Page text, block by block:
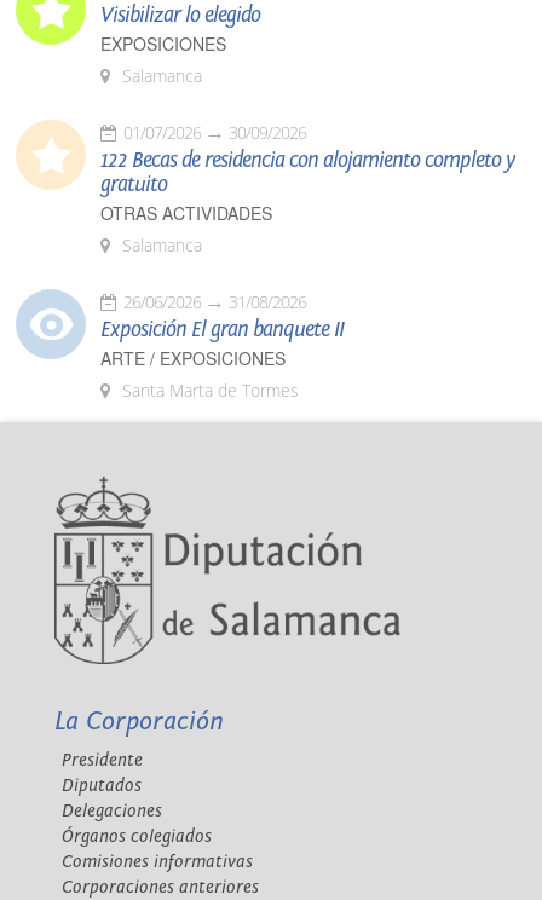
Visibilizar lo elegido
EXPOSICIONES
Salamanca
01/07/2026 30/09/2026
122 Becas de residencia con alojamiento completo y
gratuito
OTRAS ACTIVIDADES
Salamanca
26/06/2026 31/08/2026
Exposición El gran banquete II
ARTE / EXPOSICIONES
Santa Marta de Tormes
La Corporación
Presidente
Diputados
Delegaciones
Órganos colegiados
Comisiones informativas
Corporaciones anteriores